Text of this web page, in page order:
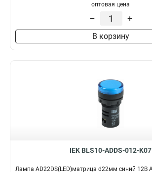
оптовая цена
– +
В корзину
IEK BLS10-ADDS-012-K07
Лампа AD22DS(LED)матрица d22мм синий 12В